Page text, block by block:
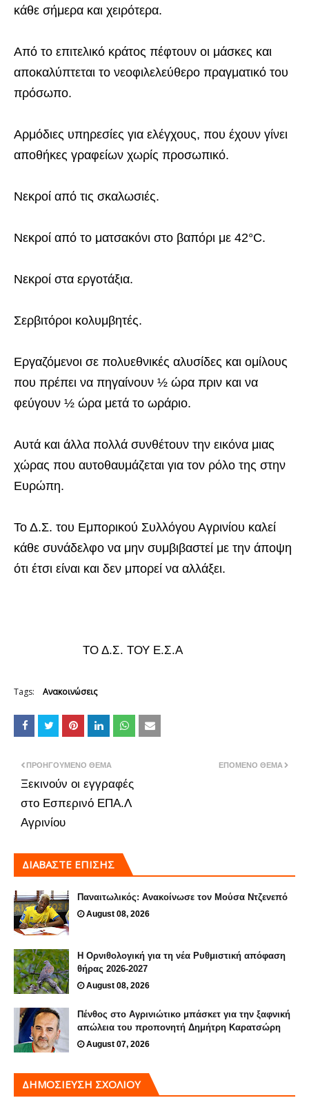
κάθε σήμερα και χειρότερα.
Από το επιτελικό κράτος πέφτουν οι μάσκες και
αποκαλύπτεται το νεοφιλελεύθερο πραγματικό του
πρόσωπο.
Αρμόδιες υπηρεσίες για ελέγχους, που έχουν γίνει
αποθήκες γραφείων χωρίς προσωπικό.
Νεκροί από τις σκαλωσιές.
Νεκροί από το ματσακόνι στο βαπόρι με 42°C.
Νεκροί στα εργοτάξια.
Σερβιτόροι κολυμβητές.
Εργαζόμενοι σε πολυεθνικές αλυσίδες και ομίλους
που πρέπει να πηγαίνουν ½ ώρα πριν και να
φεύγουν ½ ώρα μετά το ωράριο.
Αυτά και άλλα πολλά συνθέτουν την εικόνα μιας
χώρας που αυτοθαυμάζεται για τον ρόλο της στην
Ευρώπη.
Το Δ.Σ. του Εμπορικού Συλλόγου Αγρινίου καλεί
κάθε συνάδελφο να μην συμβιβαστεί με την άποψη
ότι έτσι είναι και δεν μπορεί να αλλάξει.
ΤΟ Δ.Σ. ΤΟΥ Ε.Σ.Α
Tags: Ανακοινώσεις
ΕΠΌΜΕΝΟ ΘΈΜΑ
ΠΡΟΗΓΟΎΜΕΝΟ ΘΈΜΑ
Ξεκινούν οι εγγραφές
στο Εσπερινό ΕΠΑ.Λ
Αγρινίου
ΔΙΑΒΑΣΤΕ ΕΠΙΣΗΣ
Παναιτωλικός: Ανακοίνωσε τον Μούσα Ντζενεπό
August 08, 2026
Η Ορνιθολογική για τη νέα Ρυθμιστική απόφαση
θήρας 2026-2027
August 08, 2026
Πένθος στο Αγρινιώτικο μπάσκετ για την ξαφνική
απώλεια του προπονητή Δημήτρη Καρατσώρη
August 07, 2026
ΔΗΜΟΣΊΕΥΣΗ ΣΧΟΛΊΟΥ